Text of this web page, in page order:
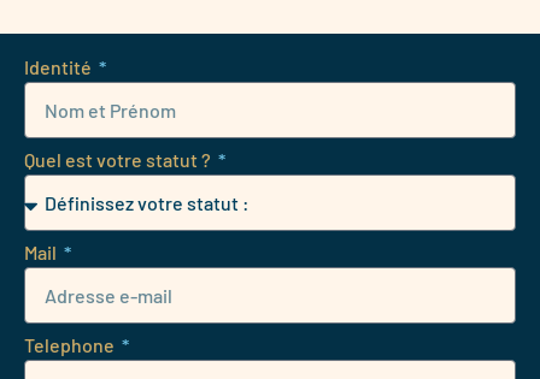
Identité
Quel est votre statut ?
Mail
Telephone